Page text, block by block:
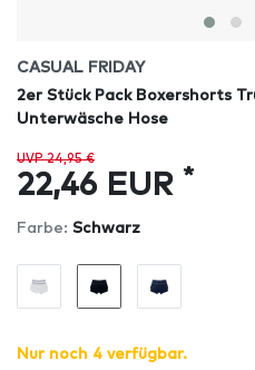
CASUAL FRIDAY
2er Stück Pack Boxershorts
Unterwäsche Hose
UVP 24,95 €
22,46 EUR *
Farbe: Schwarz
Nur noch 4 verfügbar.